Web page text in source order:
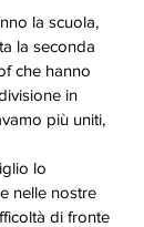
la scuola,
la seconda
che hanno
in
più uniti,
lo
nelle nostre
di fronte